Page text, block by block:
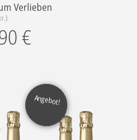
Verlieben
€
Angebot!